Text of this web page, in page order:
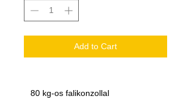
Add to Cart
80 kg-os falikonzollal